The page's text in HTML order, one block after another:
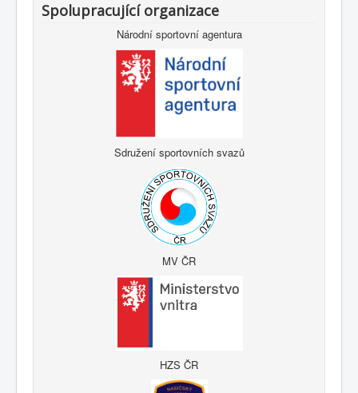
Spolupracující organizace
Národní sportovní agentura
Sdružení sportovních svazů
MV ČR
HZS ČR